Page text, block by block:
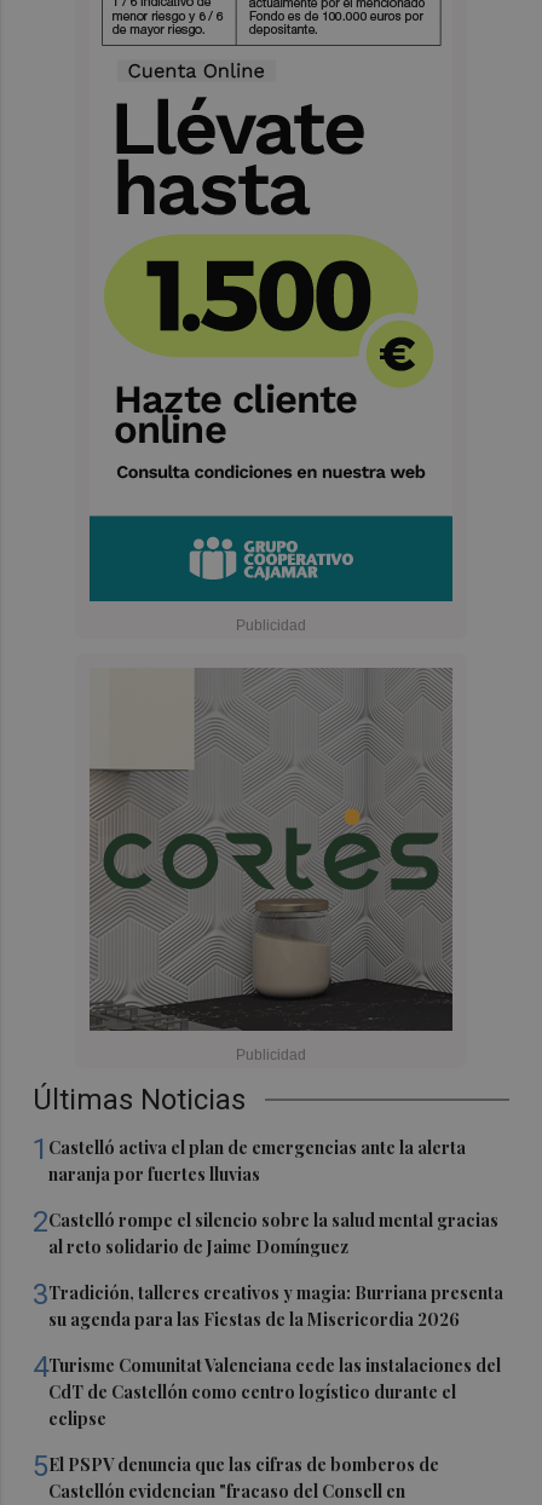
Últimas Noticias
1 Castelló activa el plan de emergencias ante la alerta
naranja por fuertes lluvias
2Castelló rompe el silencio sobre la salud mental gracias
al reto solidario de Jaime Domínguez
3Tradición, talleres creativos y magia: Burriana presenta
su agenda para las Fiestas de la Misericordia 2026
4Turisme Comunitat Valenciana cede las instalaciones del
CdT de Castellón como centro logístico durante el
eclipse
5El PSPV denuncia que las cifras de bomberos de
Castellón evidencian "fracaso del Consell en